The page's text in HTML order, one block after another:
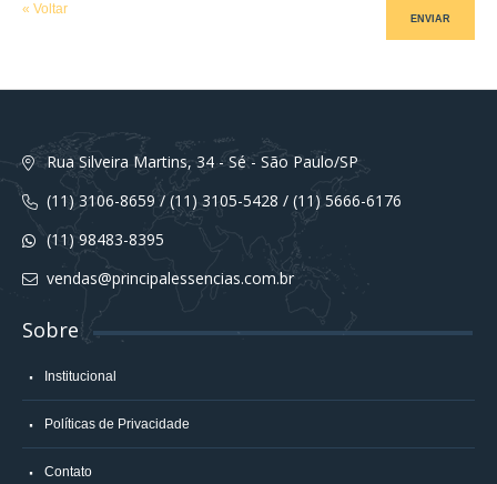
« Voltar
ENVIAR
Rua Silveira Martins, 34 - Sé - São Paulo/SP
(11) 3106-8659 / (11) 3105-5428 / (11) 5666-6176
(11) 98483-8395
vendas@principalessencias.com.br
Sobre
Institucional
Políticas de Privacidade
Contato